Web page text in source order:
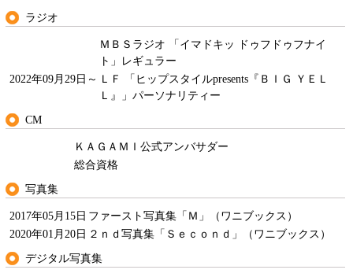
ラジオ
ＭＢＳラジオ 「イマドキッ ドゥフドゥフナイ
ト」レギュラー
2022年09月29日～ ＬＦ 「ヒップスタイルpresents『ＢＩＧ ＹＥＬ
Ｌ』」パーソナリティー
CM
ＫＡＧＡＭＩ公式アンバサダー
総合資格
写真集
2017年05月15日 ファースト写真集「Ｍ」（ワニブックス）
2020年01月20日 ２ｎｄ写真集「Ｓｅｃｏｎｄ」（ワニブックス）
デジタル写真集